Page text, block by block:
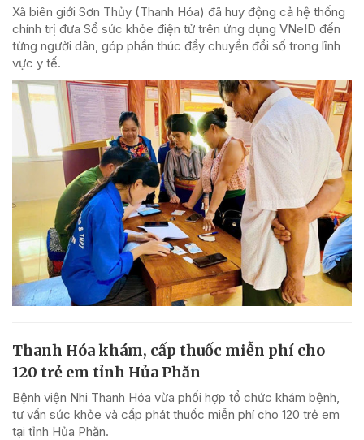
Xã biên giới Sơn Thủy (Thanh Hóa) đã huy động cả hệ thống
chính trị đưa Sổ sức khỏe điện tử trên ứng dụng VNeID đến
từng người dân, góp phần thúc đẩy chuyển đổi số trong lĩnh
vực y tế.
Thanh Hóa khám, cấp thuốc miễn phí cho
120 trẻ em tỉnh Hủa Phăn
Bệnh viện Nhi Thanh Hóa vừa phối hợp tổ chức khám bệnh,
tư vấn sức khỏe và cấp phát thuốc miễn phí cho 120 trẻ em
tại tỉnh Hủa Phăn.